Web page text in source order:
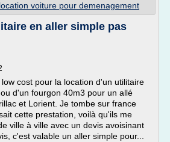
location voiture pour demenagement
en aller simple pas
cost pour la location d'un utilitaire
d'un fourgon 40m3 pour un allé
et Lorient. Je tombe sur france
cette prestation, voilà qu'ils me
ville à ville avec un devis avoisinant
c'est valable un aller simple pour...